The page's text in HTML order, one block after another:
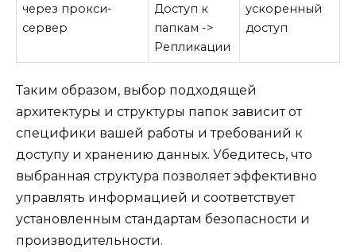
через прокси-
сервер
Доступ к
папкам ->
Репликации
ускоренный
доступ
Таким образом, выбор подходящей
архитектуры и структуры папок зависит от
специфики вашей работы и требований к
доступу и хранению данных. Убедитесь, что
выбранная структура позволяет эффективно
управлять информацией и соответствует
установленным стандартам безопасности и
производительности.